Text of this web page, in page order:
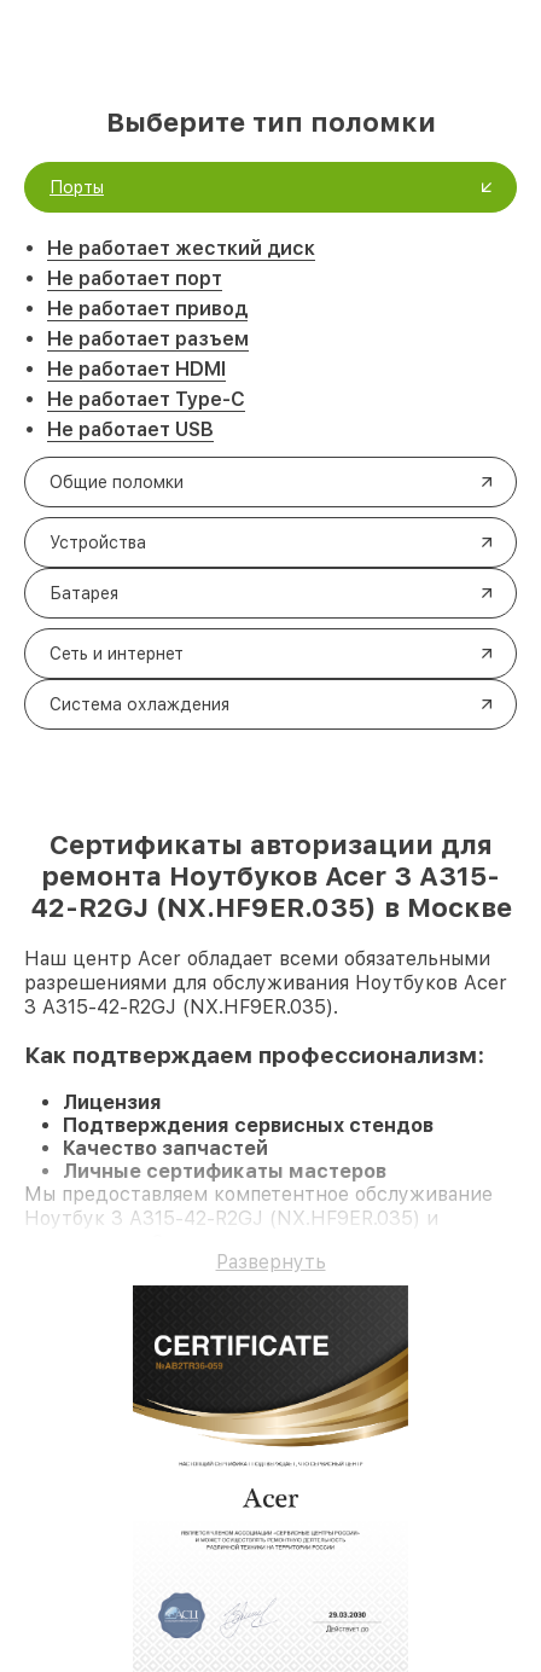
Выберите тип поломки
Порты
Не работает жесткий диск
Не работает порт
Не работает привод
Не работает разъем
Не работает HDMI
Не работает Type-C
Не работает USB
Общие поломки
Устройства
Батарея
Сеть и интернет
Система охлаждения
Сертификаты авторизации для
ремонта Ноутбуков Acer 3 A315-
42-R2GJ (NX.HF9ER.035) в Москве
Наш центр Acer обладает всеми обязательными
разрешениями для обслуживания Ноутбуков Acer
3 A315-42-R2GJ (NX.HF9ER.035).
Как подтверждаем профессионализм:
Лицензия
Подтверждения сервисных стендов
Качество запчастей
Личные сертификаты мастеров
Мы предоставляем компетентное обслуживание
Ноутбук 3 A315-42-R2GJ (NX.HF9ER.035) и
Развернуть